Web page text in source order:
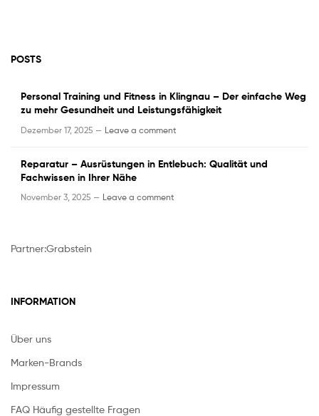
POSTS
Personal Training und Fitness in Klingnau – Der einfache Weg
zu mehr Gesundheit und Leistungsfähigkeit
Dezember 17, 2025 — Leave a comment
Reparatur – Ausrüstungen in Entlebuch: Qualität und
Fachwissen in Ihrer Nähe
November 3, 2025 — Leave a comment
Partner:Grabstein
INFORMATION
Über uns
Marken-Brands
Impressum
FAQ Häufig gestellte Fragen